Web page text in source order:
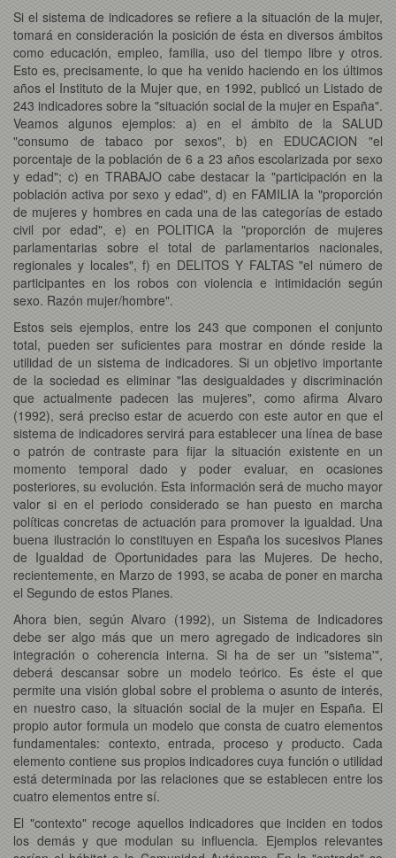
Si el sistema de indicadores se refiere a la situación de la mujer,
tomará en consideración la posición de ésta en diversos ámbitos
como educación, empleo, familia, uso del tiempo libre y otros.
Esto es, precisamente, lo que ha venido haciendo en los últimos
años el Instituto de la Mujer que, en 1992, publicó un Listado de
243 indicadores sobre la "situación social de la mujer en España".
Veamos algunos ejemplos: a) en el ámbito de la SALUD
"consumo de tabaco por sexos", b) en EDUCACION "el
porcentaje de la población de 6 a 23 años escolarizada por sexo
y edad"; c) en TRABAJO cabe destacar la "participación en la
población activa por sexo y edad", d) en FAMILIA la "proporción
de mujeres y hombres en cada una de las categorías de estado
civil por edad", e) en POLITICA la "proporción de mujeres
parlamentarias sobre el total de parlamentarios nacionales,
regionales y locales", f) en DELITOS Y FALTAS "el número de
participantes en los robos con violencia e intimidación según
sexo. Razón mujer/hombre".
Estos seis ejemplos, entre los 243 que componen el conjunto
total, pueden ser suficientes para mostrar en dónde reside la
utilidad de un sistema de indicadores. Si un objetivo importante
de la sociedad es eliminar "las desigualdades y discriminación
que actualmente padecen las mujeres", como afirma Alvaro
(1992), será preciso estar de acuerdo con este autor en que el
sistema de indicadores servirá para establecer una línea de base
o patrón de contraste para fijar la situación existente en un
momento temporal dado y poder evaluar, en ocasiones
posteriores, su evolución. Esta información será de mucho mayor
valor si en el periodo considerado se han puesto en marcha
políticas concretas de actuación para promover la igualdad. Una
buena ilustración lo constituyen en España los sucesivos Planes
de Igualdad de Oportunidades para las Mujeres. De hecho,
recientemente, en Marzo de 1993, se acaba de poner en marcha
el Segundo de estos Planes.
Ahora bien, según Alvaro (1992), un Sistema de Indicadores
debe ser algo más que un mero agregado de indicadores sin
integración o coherencia interna. Si ha de ser un "sistema'",
deberá descansar sobre un modelo teórico. Es éste el que
permite una visión global sobre el problema o asunto de interés,
en nuestro caso, la situación social de la mujer en España. El
propio autor formula un modelo que consta de cuatro elementos
fundamentales: contexto, entrada, proceso y producto. Cada
elemento contiene sus propios indicadores cuya función o utilidad
está determinada por las relaciones que se establecen entre los
cuatro elementos entre sí.
El "contexto" recoge aquellos indicadores que inciden en todos
los demás y que modulan su influencia. Ejemplos relevantes